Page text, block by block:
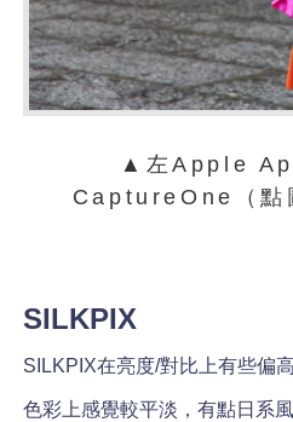
▲左Apple
CaptureOne（點
SILKPIX
SILKPIX在亮度/對比上有些偏
色彩上感覺較平淡，有點日系風